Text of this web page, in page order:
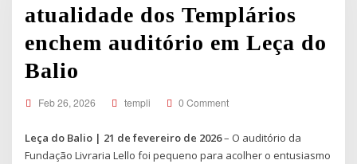
atualidade dos Templários
enchem auditório em Leça do
Balio
Feb 26, 2026 templi 0 Comment
Leça do Balio | 21 de fevereiro de 2026– O auditório da
Fundação Livraria Lello foi pequeno para acolher o entusiasmo